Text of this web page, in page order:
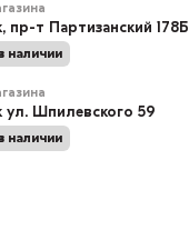
пр-т Партизанский 178Б
наличии
ул. Шпилевского 59
наличии